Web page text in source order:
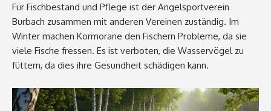
Für Fischbestand und Pflege ist der Angelsportverein
Burbach zusammen mit anderen Vereinen zuständig. Im
Winter machen Kormorane den Fischern Probleme, da sie
viele Fische fressen. Es ist verboten, die Wasservögel zu
füttern, da dies ihre Gesundheit schädigen kann.